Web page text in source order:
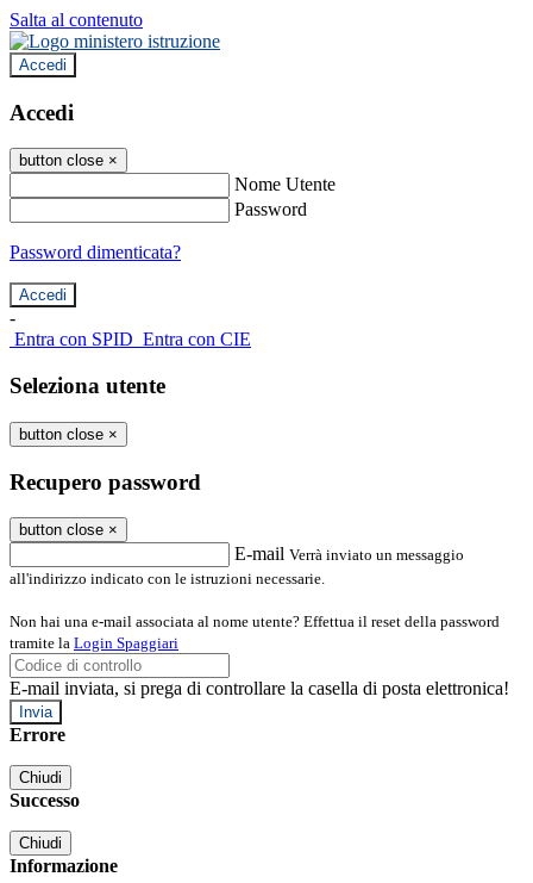
Salta al contenuto
Accedi
Accedi
button close ×
Nome Utente
Password
Password dimenticata?
-
Entra con SPID Entra con CIE
Seleziona utente
button close ×
Recupero password
button close ×
E-mail Verrà inviato un messaggio
all'indirizzo indicato con le istruzioni necessarie.
Non hai una e-mail associata al nome utente? Effettua il reset della password
tramite la Login Spaggiari
E-mail inviata, si prega di controllare la casella di posta elettronica!
Errore
Chiudi
Successo
Chiudi
Informazione